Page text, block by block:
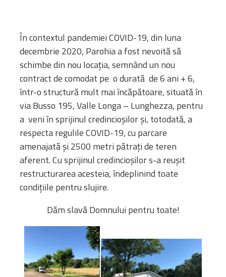
În contextul pandemiei COVID-19, din luna
decembrie 2020, Parohia a fost nevoită să
schimbe din nou locația, semnând un nou
contract de comodat pe o durată de 6 ani + 6,
într-o structură mult mai încăpătoare, situată în
via Busso 195, Valle Longa – Lunghezza, pentru
a veni în sprijinul credincioșilor și, totodată, a
respecta regulile COVID-19, cu parcare
amenajată și 2500 metri pătrați de teren
aferent. Cu sprijinul credincioșilor s-a reușit
restructurarea acesteia, îndeplinind toate
condițiile pentru slujire.
Dăm slavă Domnului pentru toate!